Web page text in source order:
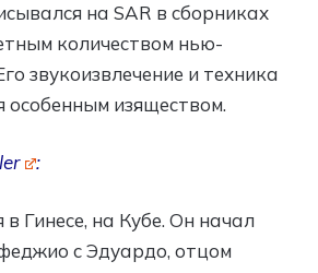
на SAR в сборниках
количеством нью-
звукоизвлечение и техника
особенным изяществом.
:
Гинесе, на Кубе. Он начал
с Эдуардо, отцом